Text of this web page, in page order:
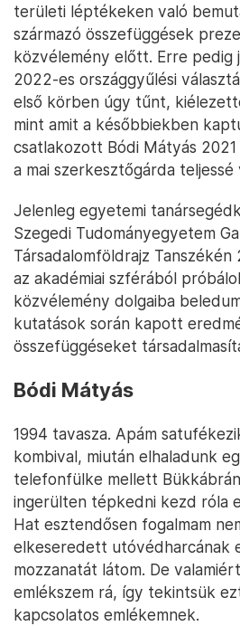
területi léptékeken való
származó összefüggések
közvélemény előtt. Erre pedig
2022-es országgyűlési
első körben úgy tűnt,
mint amit a későbbiekben
csatlakozott Bódi Mátyás
a mai szerkesztőgárda
Jelenleg egyetemi
Szegedi Tudományegyetem
Társadalomföldrajz Tanszékén
az akadémiai szférából
közvélemény dolgaiba
kutatások során kapott
összefüggéseket
Bódi Mátyás
1994 tavasza. Apám
kombival, miután elhaladunk
telefonfülke mellett
ingerülten tépkedni kezd róla
Hat esztendősen fogalmam
elkeseredett utóvédharcának
mozzanatát látom. De
emlékszem rá, így tekintsük
kapcsolatos emlékemnek.